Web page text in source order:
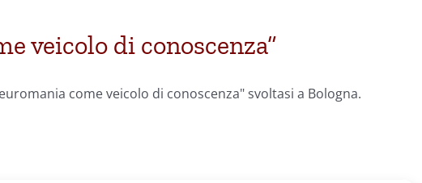
veicolo di conoscenza”
come veicolo di conoscenza" svoltasi a Bologna.